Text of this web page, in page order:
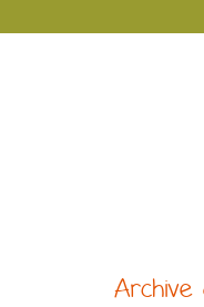
Archive